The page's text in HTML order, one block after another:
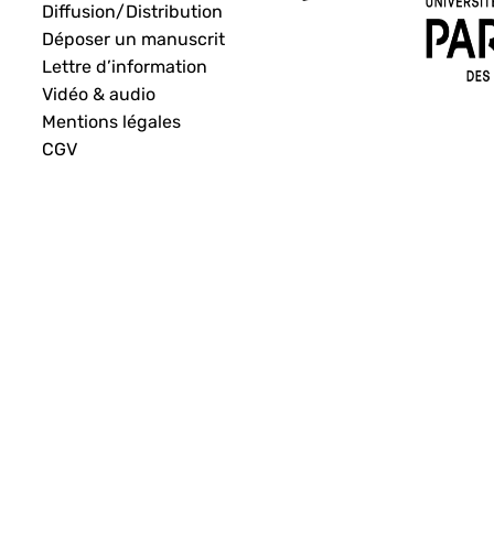
Diffusion/Distribution
Déposer un manuscrit
Lettre d’information
Vidéo & audio
Mentions légales
CGV